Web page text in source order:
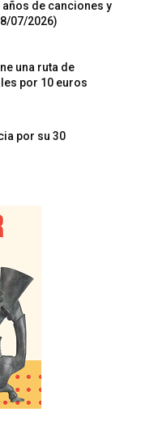
de canciones y
07/2026)
una ruta de
por 10 euros
por su 30